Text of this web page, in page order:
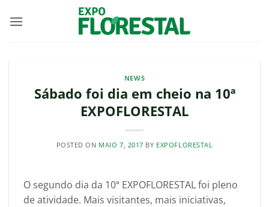
NEWS
Sábado foi dia em cheio na 10ª
EXPOFLORESTAL
POSTED ON MAIO 7, 2017 BY EXPOFLORESTAL
O segundo dia da 10ª EXPOFLORESTAL foi pleno
de atividade. Mais visitantes, mais iniciativas,